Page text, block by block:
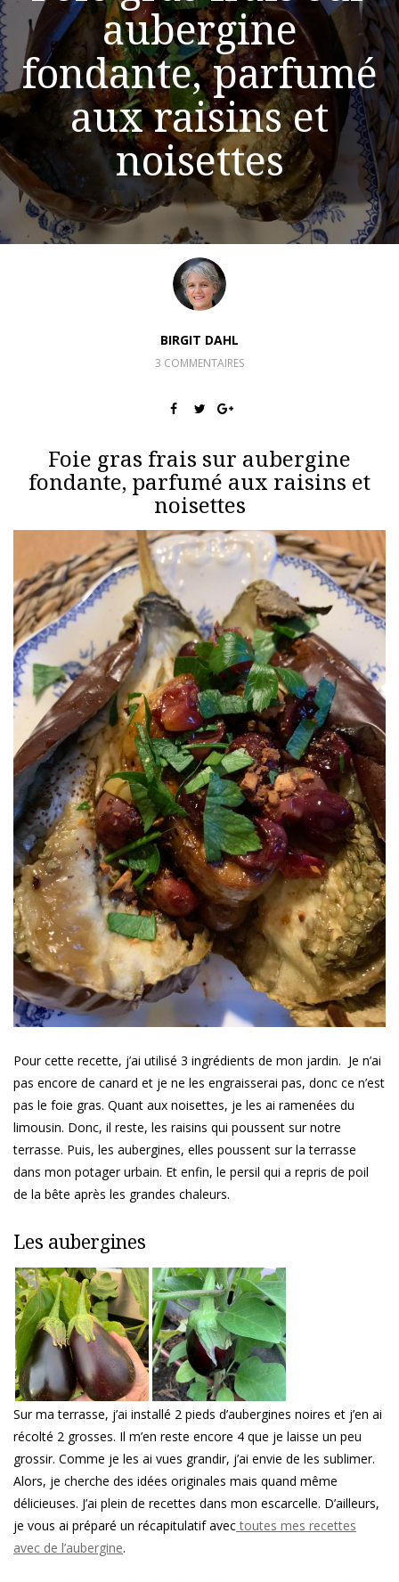
aubergine
fondante, parfumé
aux raisins et
noisettes
BIRGIT DAHL
3 COMMENTAIRES
Foie gras frais sur aubergine
fondante, parfumé aux raisins et
noisettes
Pour cette recette, j’ai utilisé 3 ingrédients de mon jardin. Je n’ai
pas encore de canard et je ne les engraisserai pas, donc ce n’est
pas le foie gras. Quant aux noisettes, je les ai ramenées du
limousin. Donc, il reste, les raisins qui poussent sur notre
terrasse. Puis, les aubergines, elles poussent sur la terrasse
dans mon potager urbain. Et enfin, le persil qui a repris de poil
de la bête après les grandes chaleurs.
Les aubergines
Sur ma terrasse, j’ai installé 2 pieds d’aubergines noires et j’en ai
récolté 2 grosses. Il m’en reste encore 4 que je laisse un peu
grossir. Comme je les ai vues grandir, j’ai envie de les sublimer.
Alors, je cherche des idées originales mais quand même
délicieuses. J’ai plein de recettes dans mon escarcelle. D’ailleurs,
je vous ai préparé un récapitulatif avectoutes mes recettes
avec de l’aubergine.